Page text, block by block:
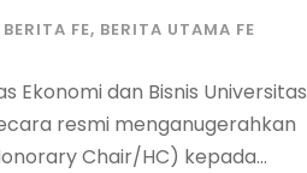
BERITA FE, BERITA UTAMA FE
Ekonomi dan Bisnis Universitas
resmi menganugerahkan
Chair/HC) kepada...